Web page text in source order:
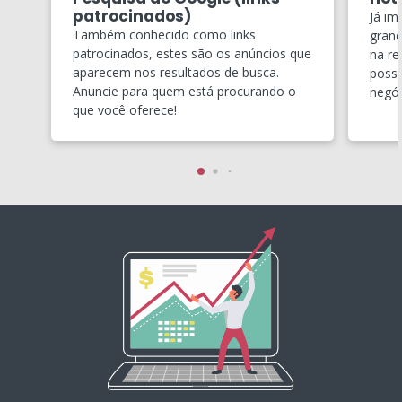
patrocinados)
Também conhecido como links
patrocinados, estes são os anúncios que
aparecem nos resultados de busca.
Anuncie para quem está procurando o
que você oferece!
Já
na